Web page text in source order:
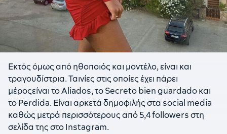
Εκτός όμως από ηθοποιός και μοντέλο, είναι και
τραγουδίστρια. Ταινίες στις οποίες έχει πάρει
μέροςείναι το Aliados, το Secreto bien guardado και
το Perdida. Είναι αρκετά δημοφιλής στα social media
καθώς μετρά περισσότερους από 5,4 followers στη
σελίδα της στο Instagram.